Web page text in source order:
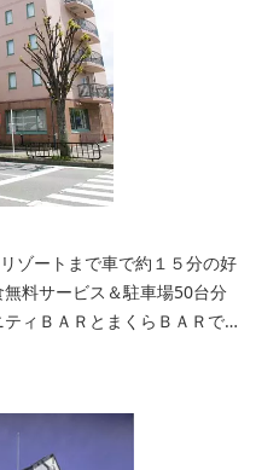
ゾートまで車で約１５分の好
料サービス＆駐車場50台分
ィＢＡＲとまくらＢＡＲで快